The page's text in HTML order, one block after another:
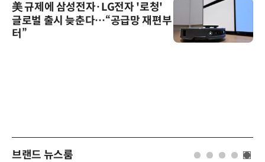
美 규제에 삼성전자·LG전자 '로청'
글로벌 출시 늦춘다…“공급망 재편부
터”
브랜드 뉴스룸